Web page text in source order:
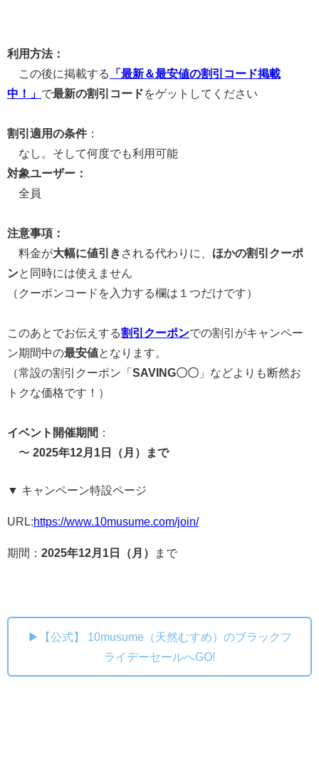
利用方法：
この後に掲載する
「最新＆最安値の割引コード掲載
中！」 で最新の割引コードをゲットしてください
割引適用の条件：
なし。そして何度でも利用可能
対象ユーザー：
全員
注意事項：
料金が大幅に値引き される代わりに、 ほかの割引クーポ
ンと同時には使えません
（クーポンコードを入力する欄は１つだけです）
このあとでお伝えする割引クーポンでの割引がキャンペー
ン期間中の最安値となります。
（常設の割引クーポン「 SAVING〇〇 」などよりも断然お
トクな価格です！）
イベント開催期間 ：
〜 2025年12月1日（月）まで
▼ キャンペーン特設ページ
URL:https://www.10musume.com/join/
期間： 2025年12月1日（月） まで
▶【公式】 10musume（天然むすめ）のブラックフ
ライデーセールへGO!